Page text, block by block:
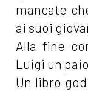
mancate
ai suoi
Alla fine
Luigi un
Un libro